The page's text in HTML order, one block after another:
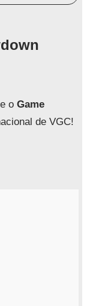
o Game
de VGC!